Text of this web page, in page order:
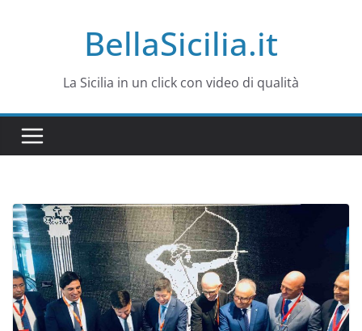
BellaSicilia.it
La Sicilia in un click con video di qualità